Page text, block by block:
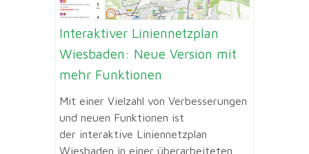
Interaktiver Liniennetzplan
Wiesbaden: Neue Version mit
mehr Funktionen
Mit einer Vielzahl von Verbesserungen
und neuen Funktionen ist
der interaktive Liniennetzplan
Wiesbaden in einer überarbeiteten